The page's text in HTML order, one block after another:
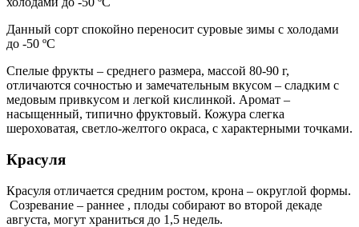
Данный сорт спокойно переносит суровые зимы с холодами
до -50 ºС
Спелые фрукты – среднего размера, массой 80-90 г,
отличаются сочностью и замечательным вкусом – сладким с
медовым привкусом и легкой кислинкой. Аромат –
насыщенный, типично фруктовый. Кожура слегка
шероховатая, светло-желтого окраса, с характерными точками.
Красуля
Красуля отличается средним ростом, крона – округлой формы.
Созревание – раннее , плоды собирают во второй декаде
августа, могут храниться до 1,5 недель.